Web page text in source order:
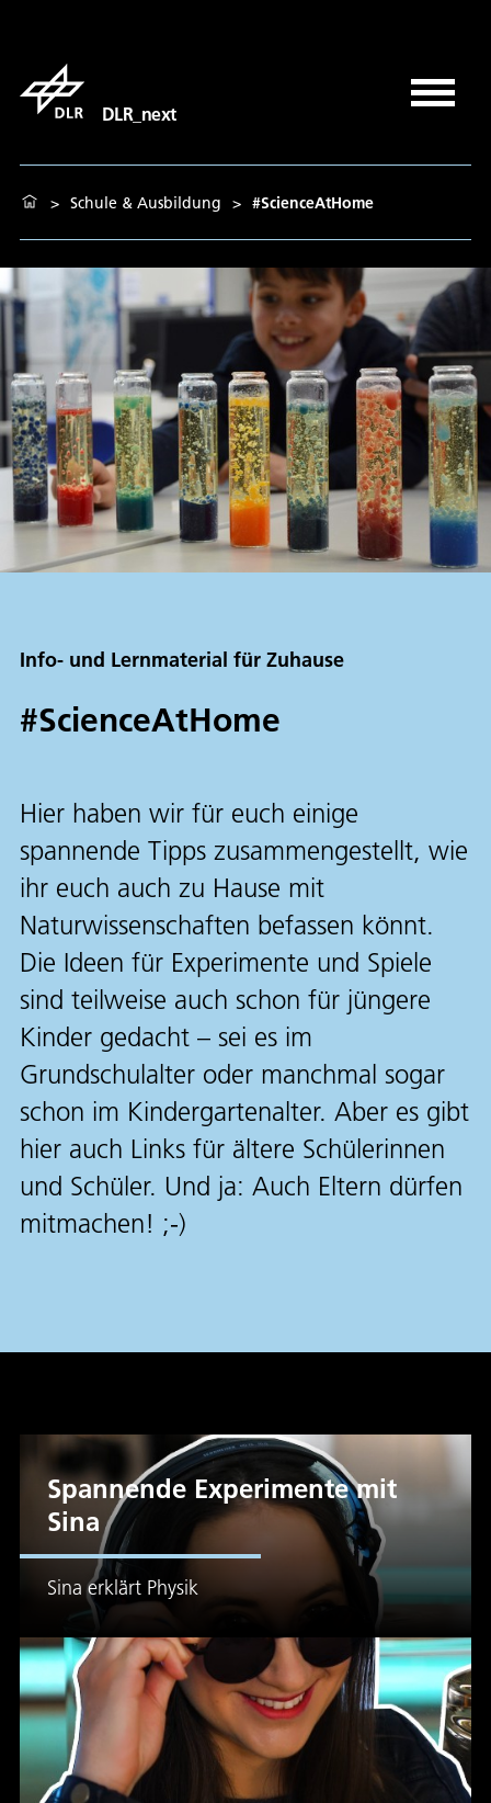
DLR_next
> Schule & Ausbildung > #ScienceAtHome
Info- und Lernmaterial für Zuhause
#ScienceAtHome
Hier haben wir für euch einige
spannende Tipps zusammengestellt, wie
ihr euch auch zu Hause mit
Naturwissenschaften befassen könnt.
Die Ideen für Experimente und Spiele
sind teilweise auch schon für jüngere
Kinder gedacht – sei es im
Grundschulalter oder manchmal sogar
schon im Kindergartenalter. Aber es gibt
hier auch Links für ältere Schülerinnen
und Schüler. Und ja: Auch Eltern dürfen
mitmachen! ;-)
Spannende Experimente mit
Sina
Sina erklärt Physik